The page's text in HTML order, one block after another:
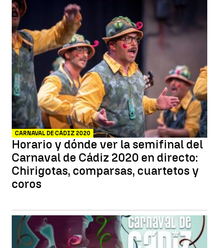
CARNAVAL DE CÁDIZ 2020
Horario y dónde ver la semifinal del
Carnaval de Cádiz 2020 en directo:
Chirigotas, comparsas, cuartetos y
coros